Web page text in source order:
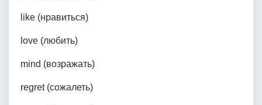
like (нравиться)
love (любить)
mind (возражать)
regret (сожалеть)